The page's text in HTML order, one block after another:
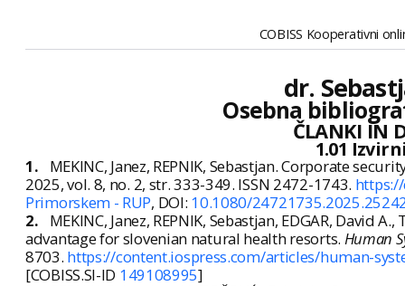
COBISS Kooperativni
dr.
Osebna
ČLANKI IN
1.01
1.
MEKINC, Janez, REPNIK, Sebastjan. Corporate
2025, vol. 8, no. 2, str. 333-349. ISSN 2472-1743.
Primorskem - RUP, DOI: 10.1080/
2.
MEKINC, Janez, REPNIK, Sebastjan, EDGAR, David
advantage for slovenian natural health resorts. Human
8703. https://content.iospress.com/articles/human-
[COBISS.SI-ID 149108995]